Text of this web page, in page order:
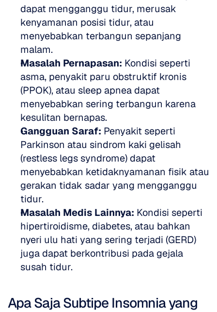
dapat mengganggu tidur, merusak
kenyamanan posisi tidur, atau
menyebabkan terbangun sepanjang
malam.
Masalah Pernapasan: Kondisi seperti
asma, penyakit paru obstruktif kronis
(PPOK), atau sleep apnea dapat
menyebabkan sering terbangun karena
kesulitan bernapas.
Gangguan Saraf: Penyakit seperti
Parkinson atau sindrom kaki gelisah
(restless legs syndrome) dapat
menyebabkan ketidaknyamanan fisik atau
gerakan tidak sadar yang mengganggu
tidur.
Masalah Medis Lainnya: Kondisi seperti
hipertiroidisme, diabetes, atau bahkan
nyeri ulu hati yang sering terjadi (GERD)
juga dapat berkontribusi pada gejala
susah tidur.
Apa Saja Subtipe Insomnia yang